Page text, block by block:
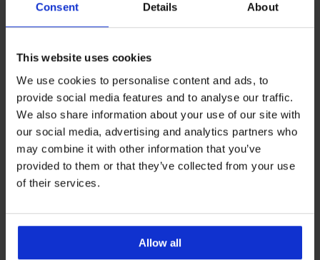
Consent Details About
This website uses cookies
We use cookies to personalise content and ads, to
provide social media features and to analyse our traffic.
We also share information about your use of our site with
our social media, advertising and analytics partners who
may combine it with other information that you’ve
provided to them or that they’ve collected from your use
of their services.
Allow all
На разположение сме всеки работен ден от 9:00 до 17:00
ч
042 952927
info@astratex.bg
Newsletter
добрите оферти.